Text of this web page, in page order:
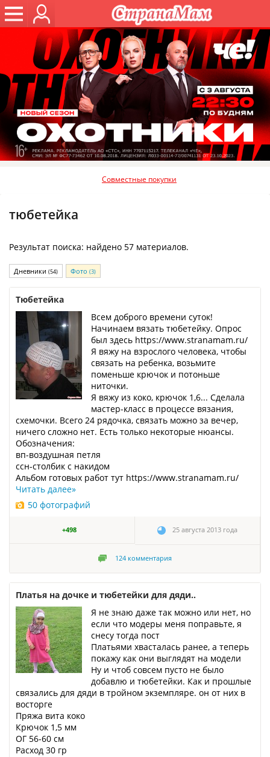
Совместные покупки
тюбетейка
Результат поиска: найдено 57 материалов.
Дневники (54) Фото (3)
Тюбетейка
Всем доброго времени суток!
Начинаем вязать тюбетейку. Опрос
был здесь https://www.stranamam.ru/
Я вяжу на взрослого человека, чтобы
связать на ребенка, возьмите
поменьше крючок и потоньше
ниточки.
Я вяжу из коко, крючок 1,6... Сделала
мастер-класс в процессе вязания,
схемочки. Всего 24 рядочка, связать можно за вечер,
ничего сложно нет. Есть только некоторые нюансы.
Обозначения:
вп-воздушная петля
ссн-столбик с накидом
Альбом готовых работ тут https://www.stranamam.ru/
Читать далее»
50 фотографий
+498 25 августа 2013 года
124 комментария
Платья на дочке и тюбетейки для дяди..
Я не знаю даже так можно или нет, но
если что модеры меня поправьте, я
снесу тогда пост
Платьями хвасталась ранее, а теперь
покажу как они выглядят на модели
Ну и чтоб совсем пусто не было
добавлю и тюбетейки. Как и прошлые
связались для дяди в тройном экземпляре. он от них в
восторге
Пряжа вита коко
Крючок 1,5 мм
ОГ 56-60 см
Расход 30 гр